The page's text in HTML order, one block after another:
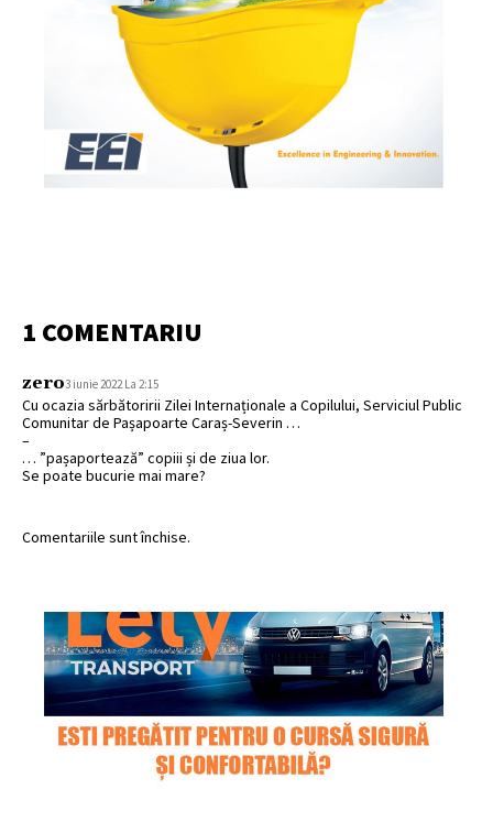
1 COMENTARIU
zero3 iunie 2022 La 2:15
Cu ocazia sărbătoririi Zilei Internaționale a Copilului, Serviciul Public
Comunitar de Pașapoarte Caraș-Severin …
–
… ”pașaportează” copiii și de ziua lor.
Se poate bucurie mai mare?
Comentariile sunt închise.